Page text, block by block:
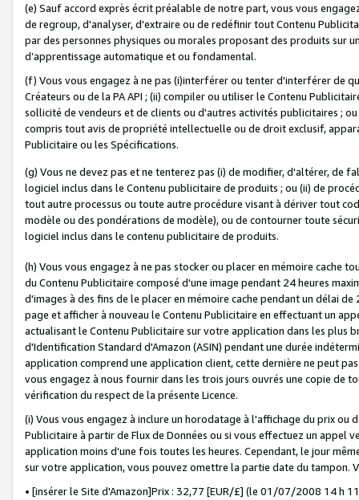
(e) Sauf accord exprès écrit préalable de notre part, vous vous
de regroup, d'analyser, d'extraire ou de redéfinir tout Contenu
par des personnes physiques ou morales proposant des produits sur
d’apprentissage automatique et ou fondamental.
(f) Vous vous engagez à ne pas (i)interférer ou tenter d'interférer de
Créateurs ou de la PA API ; (ii) compiler ou utiliser le Contenu
sollicité de vendeurs et de clients ou d'autres activités publicitaires ;
compris tout avis de propriété intellectuelle ou de droit exclusif,
Publicitaire ou les Spécifications.
(g) Vous ne devez pas et ne tenterez pas (i) de modifier, d'altérer, de
logiciel inclus dans le Contenu publicitaire de produits ; ou (ii) de
tout autre processus ou toute autre procédure visant à dériver tout
modèle ou des pondérations de modèle), ou de contourner toute
logiciel inclus dans le contenu publicitaire de produits.
(h) Vous vous engagez à ne pas stocker ou placer en mémoire cache
du Contenu Publicitaire composé d'une image pendant 24 heures
d'images à des fins de le placer en mémoire cache pendant un délai
page et afficher à nouveau le Contenu Publicitaire en effectuant un
actualisant le Contenu Publicitaire sur votre application dans les plus
d'Identification Standard d'Amazon (ASIN) pendant une durée
application comprend une application client, cette dernière ne peut
vous engagez à nous fournir dans les trois jours ouvrés une copie de
vérification du respect de la présente Licence.
(i) Vous vous engagez à inclure un horodatage à l'affichage du prix
Publicitaire à partir de Flux de Données ou si vous effectuez un appel
application moins d'une fois toutes les heures. Cependant, le jour
sur votre application, vous pouvez omettre la partie date du tampon.
• [insérer le Site d'Amazon]Prix : 32,77 [EUR/£] (le 01/07/2008 14 h